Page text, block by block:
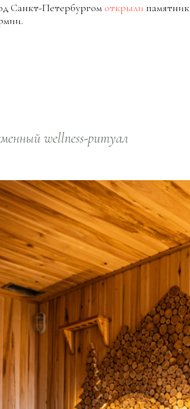
Санкт-Петербургом открыли памятник
wellness-ритуал